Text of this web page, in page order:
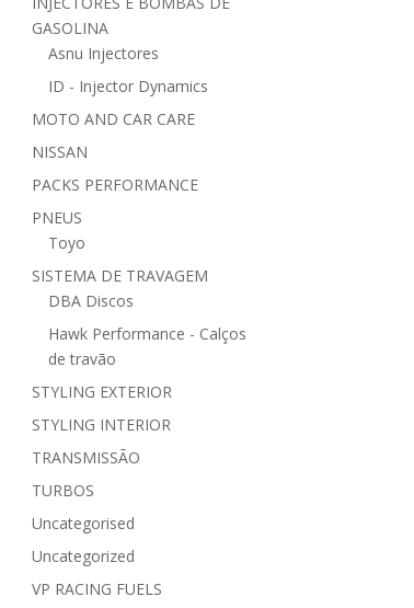
GASOLINA
Asnu Injectores
ID - Injector Dynamics
MOTO AND CAR CARE
NISSAN
PACKS PERFORMANCE
PNEUS
Toyo
SISTEMA DE TRAVAGEM
DBA Discos
Hawk Performance - Calços
de travão
STYLING EXTERIOR
STYLING INTERIOR
TRANSMISSÃO
TURBOS
Uncategorised
Uncategorized
VP RACING FUELS